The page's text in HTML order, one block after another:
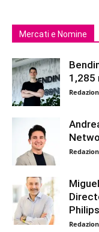
Mercati e Nomine
1,285
Philips